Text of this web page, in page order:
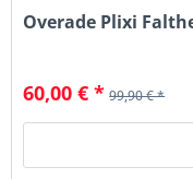
Overade Plixi
60,00 € * 99,90 € *